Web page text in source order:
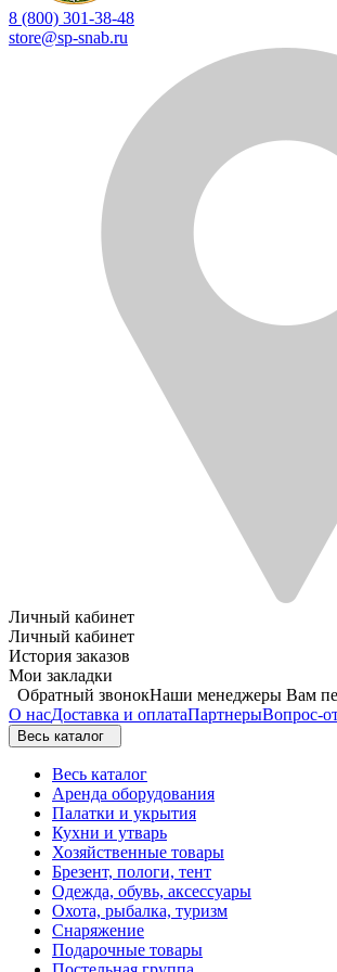
8 (800) 301-38-48
store@sp-snab.ru
Личный кабинет
Личный кабинет
История заказов
Мои закладки
Обратный звонокНаши менеджеры Вам
О насДоставка и оплатаПартнерыВопрос-
Весь каталог
Весь каталог
Аренда оборудования
Палатки и укрытия
Кухни и утварь
Хозяйственные товары
Брезент, пологи, тент
Одежда, обувь, аксессуары
Охота, рыбалка, туризм
Снаряжение
Подарочные товары